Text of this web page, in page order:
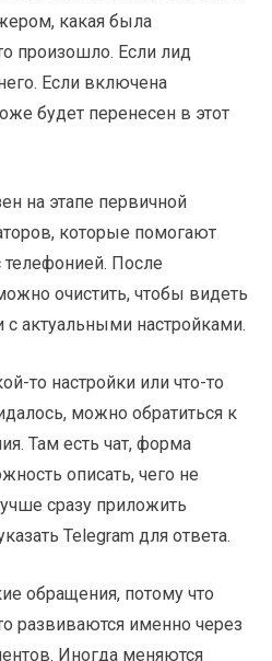
какая была
произошло. Если лид
Если включена
будет перенесен в этот
на этапе первичной
которые помогают
телефонией. После
очистить, чтобы видеть
актуальными настройками.
то настройки или что-то
можно обратиться к
Там есть чат, форма
описать, чего не
сразу приложить
Telegram для ответа.
обращения, потому что
развиваются именно через
Иногда меняются